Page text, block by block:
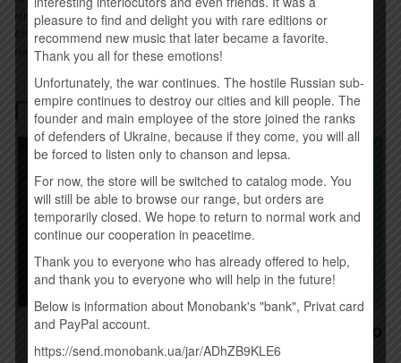
монстром. Ну а кто сомневался в способности Мадонны
сливаться с пейзажем — в данном случае цифровым
пейзажем нынешней EDM-сцены?
Похожие товары
RULADA – Є ЧАС (2016)
190,00грн.
Товар закінчився!
АНТИТІЛА – ВСЕ КРАСИВО
(2015)
pleasure to find and delight you with rare editions or
recommend new music that later became a favorite.
Thank you all for these emotions!
Unfortunately, the war continues. The hostile Russian sub-
empire continues to destroy our cities and kill people. The
founder and main employee of the store joined the ranks
of defenders of Ukraine, because if they come, you will all
be forced to listen only to chanson and lepsa.
For now, the store will be switched to catalog mode. You
will still be able to browse our range, but orders are
temporarily closed. We hope to return to normal work and
continue our cooperation in peacetime.
Thank you to everyone who has already offered to help,
and thank you to everyone who will help in the future!
Below is information about Monobank's "bank", Privat card
and PayPal account.
https://send.monobank.ua/jar/ADhZB9KLE6